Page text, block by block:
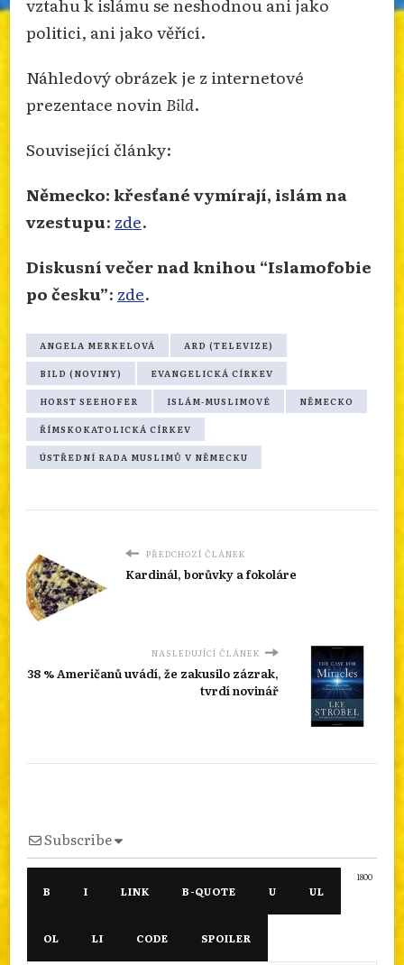
politici, ani jako věřící.
Náhledový obrázek je z internetové
prezentace novin Bild.
Související články:
Německo: křesťané vymírají, islám na
vzestupu: zde.
Diskusní večer nad knihou “Islamofobie
po česku”: zde.
ANGELA MERKELOVÁ ARD (TELEVIZE)
BILD (NOVINY) EVANGELICKÁ CÍRKEV
HORST SEEHOFER ISLÁM-MUSLIMOVÉ NĚMECKO
ŘÍMSKOKATOLICKÁ CÍRKEV
ÚSTŘEDNÍ RADA MUSLIMŮ V NĚMECKU
PŘEDCHOZÍ ČLÁNEK
Kardinál, borůvky a fokoláre
NASLEDUJÍCÍ ČLÁNEK
38 % Američanů uvádí, že zakusilo zázrak,
tvrdí novinář
Subscribe
1800